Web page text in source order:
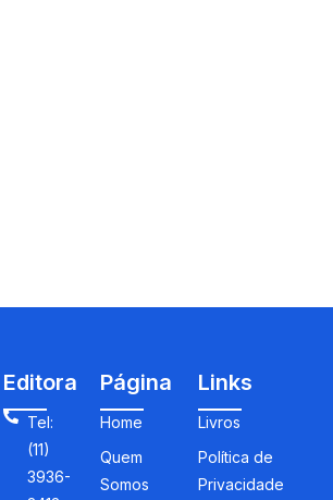
Editora
Tel:
(11)
3936-
Página
Home
Quem
Somos
Links
Livros
Política de
Privacidade